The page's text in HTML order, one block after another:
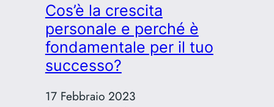
la
storia
dietro
i
nomi
Cos’è la crescita
personale e perché è
fondamentale per il tuo
successo?
17 Febbraio 2023